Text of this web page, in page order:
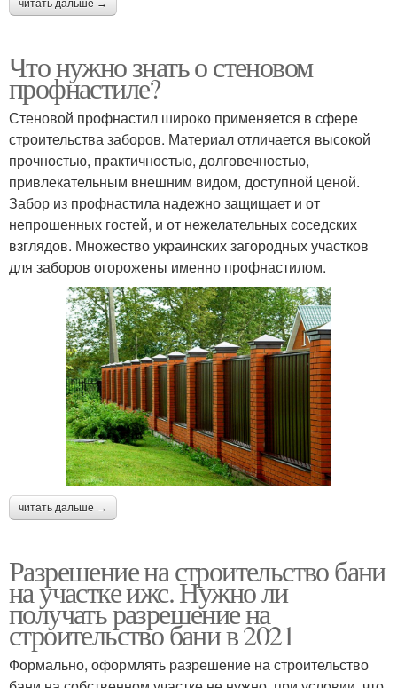
читать дальше →
Что нужно знать о стеновом
профнастиле?
Стеновой профнастил широко применяется в сфере
строительства заборов. Материал отличается высокой
прочностью, практичностью, долговечностью,
привлекательным внешним видом, доступной ценой.
Забор из профнастила надежно защищает и от
непрошенных гостей, и от нежелательных соседских
взглядов. Множество украинских загородных участков
для заборов огорожены именно профнастилом.
читать дальше →
Разрешение на строительство бани
на участке ижс. Нужно ли
получать разрешение на
строительство бани в 2021
Формально, оформлять разрешение на строительство